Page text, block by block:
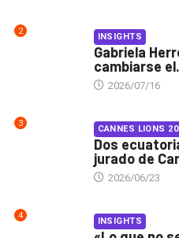
2 INSIGHTS
Gabriela
cambiarse
2026/07/16
3 CANNES LIONS
Dos
jurado de
2026/06/23
4 INSIGHTS